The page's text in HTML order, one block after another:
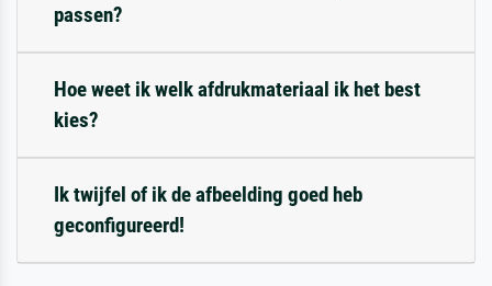
passen?
Hoe weet ik welk afdrukmateriaal ik het best
kies?
Ik twijfel of ik de afbeelding goed heb
geconfigureerd!